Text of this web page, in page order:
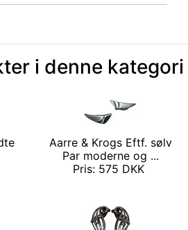
i denne kategori
Aarre & Krogs Eftf. sølv
Par moderne og ...
Pris: 575 DKK